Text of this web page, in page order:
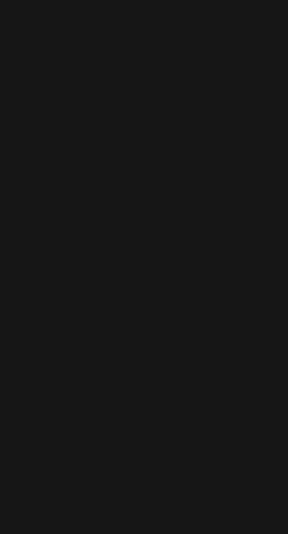
انتخاب پرداخت در محل
و بدون ضامن امکان‌پذیر
محصولات ارائه می‌شود.